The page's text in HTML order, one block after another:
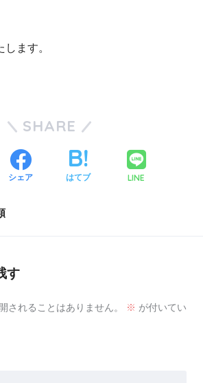
ます。
SHARE
シェア はてブ LINE
す
されることはありません。 ※ が付いてい